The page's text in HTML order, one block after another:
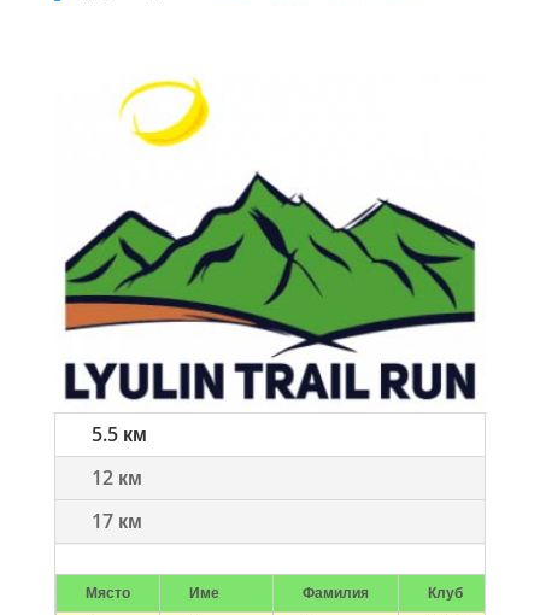
5.5 км
12 км
17 км
Място Име Фамилия
Клуб